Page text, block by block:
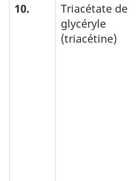
10.
Triacétate de
glycéryle
(triacétine)